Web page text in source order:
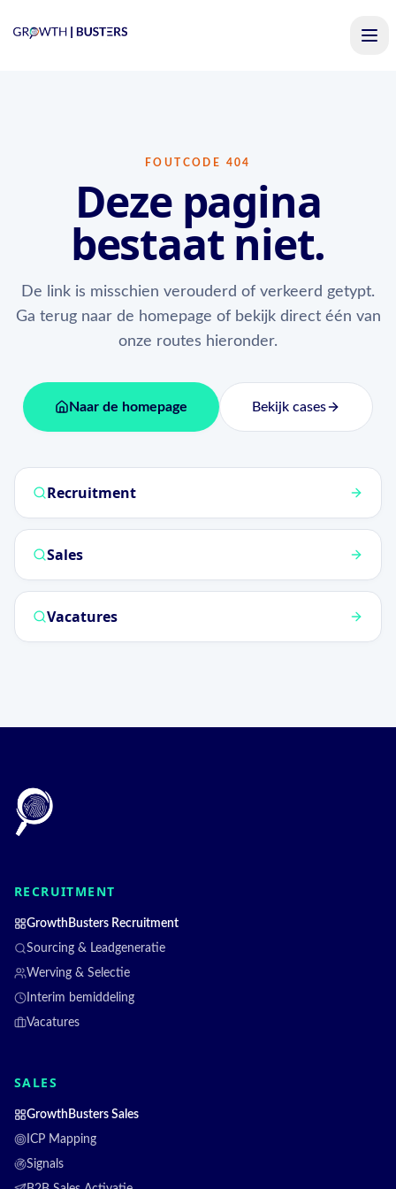
FOUTCODE 404
Deze pagina
bestaat niet.
De link is misschien verouderd of verkeerd getypt.
Ga terug naar de homepage of bekijk direct één van
onze routes hieronder.
Naar de homepage Bekijk cases
Recruitment
Sales
Vacatures
RECRUITMENT
GrowthBusters Recruitment
Sourcing & Leadgeneratie
Werving & Selectie
Interim bemiddeling
Vacatures
SALES
GrowthBusters Sales
ICP Mapping
Signals